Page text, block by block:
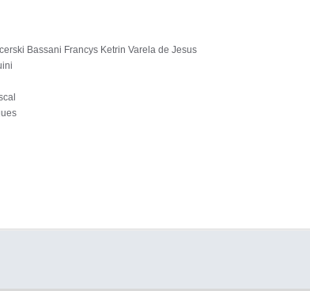
Bassani Francys Ketrin Varela de Jesus